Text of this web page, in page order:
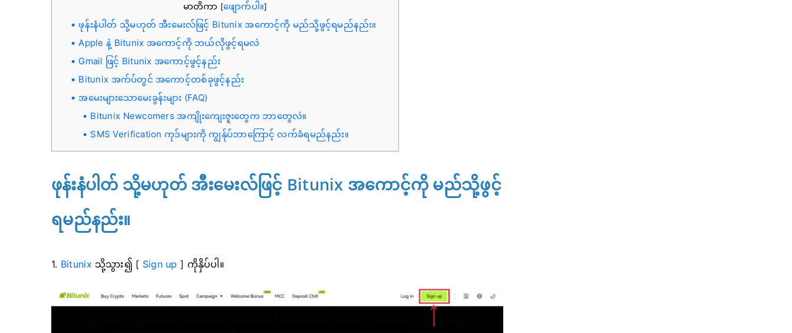
မာတိကာ [ဖျောက်ပါ။]
ဖုန်းနံပါတ် သို့မဟုတ် အီးမေးလ်ဖြင့် Bitunix အကောင့်ကို မည်သို့ဖွင့်ရမည်နည်း။
Apple နဲ့ Bitunix အကောင့်ကို ဘယ်လိုဖွင့်ရမလဲ
Gmail ဖြင့် Bitunix အကောင့်ဖွင့်နည်း
Bitunix အက်ပ်တွင် အကောင့်တစ်ခုဖွင့်နည်း
အမေးများသောမေးခွန်းများ (FAQ)
Bitunix Newcomers အကျိုးကျေးဇူးတွေက ဘာတွေလဲ။
SMS Verification ကုဒ်များကို ကျွန်ုပ်ဘာကြောင့် လက်ခံရမည်နည်း။
ဖုန်းနံပါတ် သို့မဟုတ် အီးမေးလ်ဖြင့် Bitunix အကောင့်ကို မည်သို့ဖွင့်
ရမည်နည်း။
1. Bitunix သို့သွား၍ [ Sign up ] ကိုနှိပ်ပါ။